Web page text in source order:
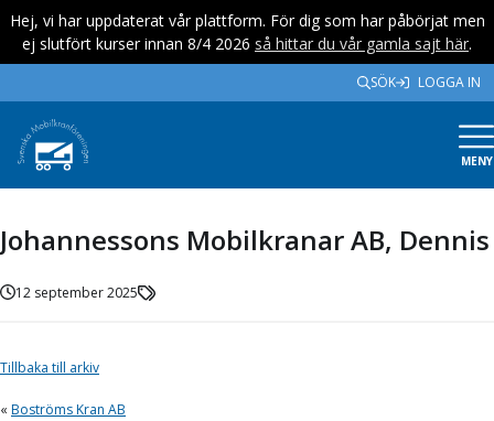
Hej, vi har uppdaterat vår plattform. För dig som har påbörjat men
ej slutfört kurser innan 8/4 2026 så hittar du vår gamla sajt här.
SÖK LOGGA IN
MENY
Johannessons Mobilkranar AB, Dennis
12 september 2025
Tillbaka till arkiv
« Boströms Kran AB